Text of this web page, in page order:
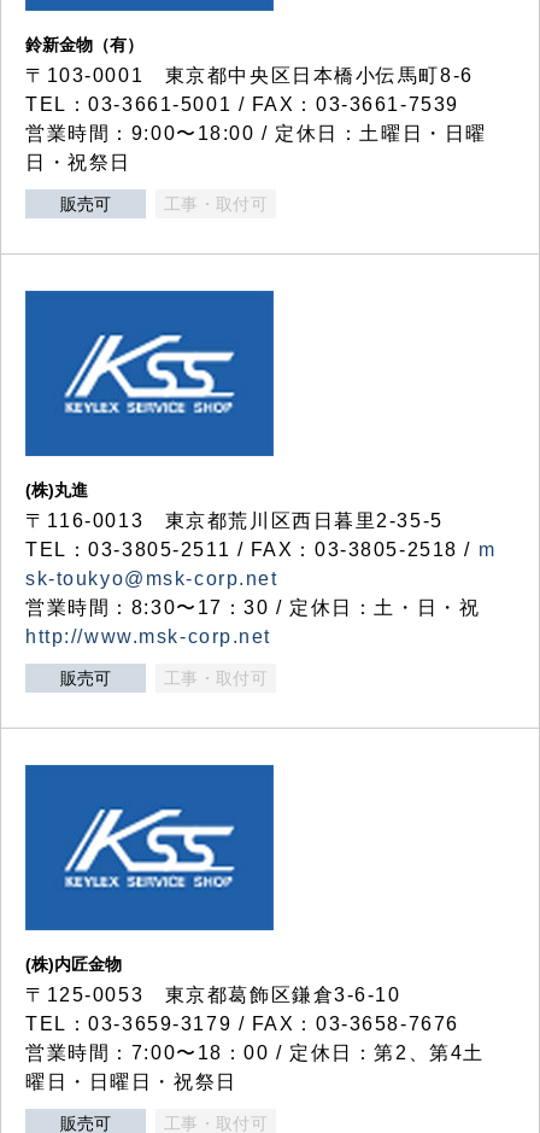
鈴新金物（有）
〒103-0001 東京都中央区日本橋小伝馬町8-6
TEL：03-3661-5001 / FAX：03-3661-7539
営業時間：9:00〜18:00 / 定休日：土曜日・日曜
日・祝祭日
販売可 工事・取付可
(株)丸進
〒116-0013 東京都荒川区西日暮里2-35-5
TEL：03-3805-2511 / FAX：03-3805-2518 / m
sk-toukyo@msk-corp.net
営業時間：8:30〜17：30 / 定休日：土・日・祝
http://www.msk-corp.net
販売可 工事・取付可
(株)内匠金物
〒125-0053 東京都葛飾区鎌倉3-6-10
TEL：03-3659-3179 / FAX：03-3658-7676
営業時間：7:00〜18：00 / 定休日：第2、第4土
曜日・日曜日・祝祭日
販売可 工事・取付可